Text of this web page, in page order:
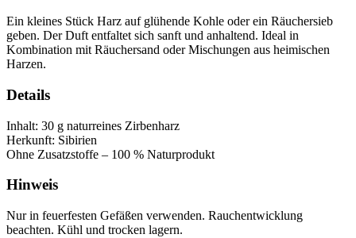
Ein kleines Stück Harz auf glühende Kohle oder ein Räuchersieb
geben. Der Duft entfaltet sich sanft und anhaltend. Ideal in
Kombination mit Räuchersand oder Mischungen aus heimischen
Harzen.
Details
Inhalt: 30 g naturreines Zirbenharz
Herkunft: Sibirien
Ohne Zusatzstoffe – 100 % Naturprodukt
Hinweis
Nur in feuerfesten Gefäßen verwenden. Rauchentwicklung
beachten. Kühl und trocken lagern.